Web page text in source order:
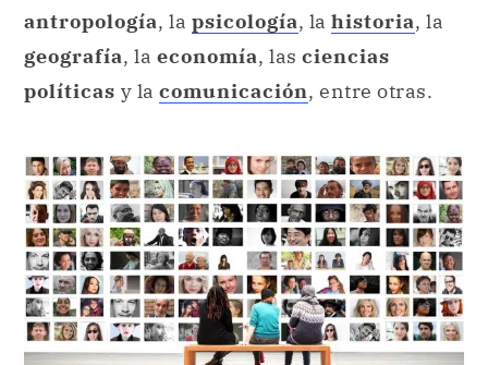
antropología, la psicología, la historia, la
geografía, la economía, las ciencias
políticas y la comunicación, entre otras.